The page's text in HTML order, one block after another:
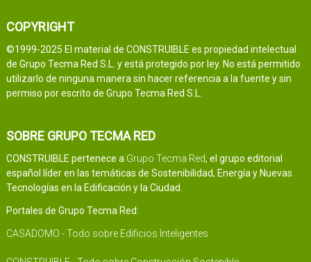
COPYRIGHT
©1999-2025 El material de CONSTRUIBLE es propiedad intelectual
de Grupo Tecma Red S.L. y está protegido por ley. No está permitido
utilizarlo de ninguna manera sin hacer referencia a la fuente y sin
permiso por escrito de Grupo Tecma Red S.L.
SOBRE GRUPO TECMA RED
CONSTRUIBLE pertenece a Grupo Tecma Red, el grupo editorial
español líder en las temáticas de Sostenibilidad, Energía y Nuevas
Tecnologías en la Edificación y la Ciudad.
Portales de Grupo Tecma Red:
CASADOMO - Todo sobre Edificios Inteligentes